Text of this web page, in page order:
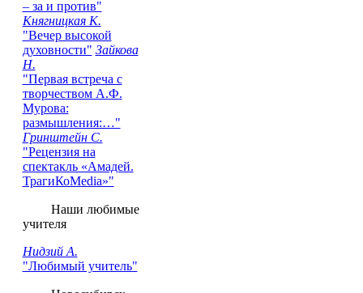
– за и против"
Княгницкая К.
"Вечер высокой
духовности" Зайкова
Н.
"Первая встреча с
творчеством А.Ф.
Мурова:
размышления:…"
Гринштейн С.
"Рецензия на
cпектакль «Амадей.
ТрагиКоMedia»"
Наши любимые
учителя
Нидзий А.
"Любимый учитель"